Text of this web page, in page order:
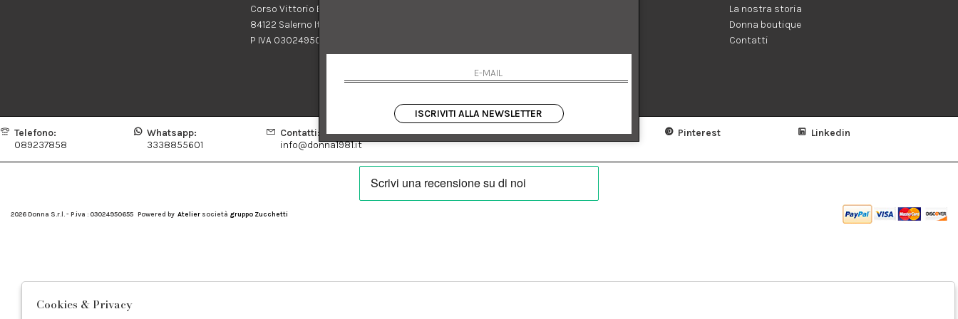
Corso Vittorio Emanuele 182
84122 Salerno Italia
P IVA 03024950655
Termini e condizioni
Condizioni di vendita
Spedizione
La nostra storia
Donna boutique
Contatti
Telefono:
089237858
Whatsapp:
3338855601
Contatti:
info@donna1981.it
Facebook Instagram Pinterest Linkedin
2026 Donna S.r.l. - P.iva : 03024950655 Powered by Atelier società gruppo Zucchetti
ISCRIVITI ALLA NEWSLETTER
Cookies & Privacy